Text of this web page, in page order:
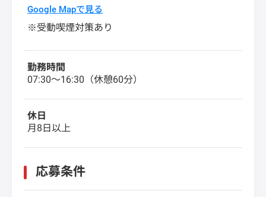
Google Mapで見る
※受動喫煙対策あり
勤務時間
07:30～16:30（休憩60分）
休日
月8日以上
応募条件